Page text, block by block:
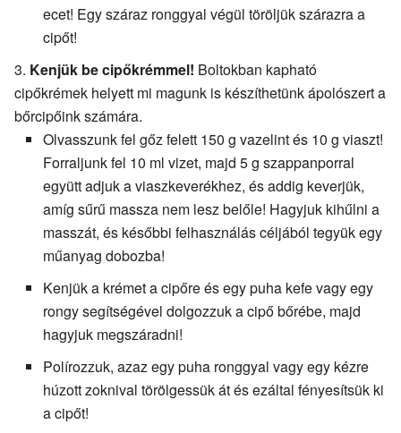
ecet! Egy száraz ronggyal végül töröljük szárazra a
cipőt!
Kenjük be cipőkrémmel! Boltokban kapható
cipőkrémek helyett mi magunk is készíthetünk ápolószert a
bőrcipőink számára.
Olvasszunk fel gőz felett 150 g vazelint és 10 g viaszt!
Forraljunk fel 10 ml vizet, majd 5 g szappanporral
együtt adjuk a viaszkeverékhez, és addig keverjük,
amíg sűrű massza nem lesz belőle! Hagyjuk kihűlni a
masszát, és későbbi felhasználás céljából tegyük egy
műanyag dobozba!
Kenjük a krémet a cipőre és egy puha kefe vagy egy
rongy segítségével dolgozzuk a cipő bőrébe, majd
hagyjuk megszáradni!
Polírozzuk, azaz egy puha ronggyal vagy egy kézre
húzott zoknival törölgessük át és ezáltal fényesítsük ki
a cipőt!